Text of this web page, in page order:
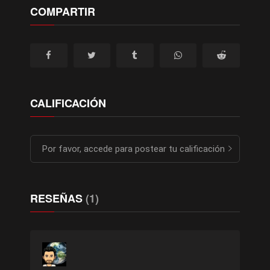
COMPARTIR
CALIFICACIÓN
Por favor, accede para postear tu calificación
RESEÑAS(1)